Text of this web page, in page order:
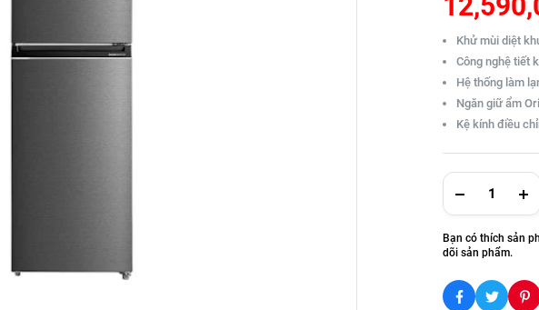
Khử mùi diệt
Công nghệ tiết
Hệ thống làm
Ngăn giữ ẩm
Kệ kính điều
Bạn có thích sản
dõi sản phẩm.